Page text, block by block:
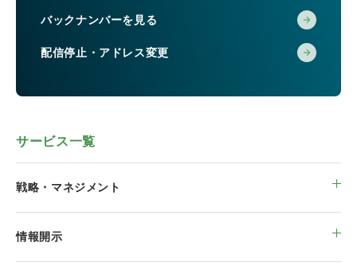
バックナンバーを見る
配信停止・アドレス変更
サービス一覧
戦略・マネジメント
情報開示